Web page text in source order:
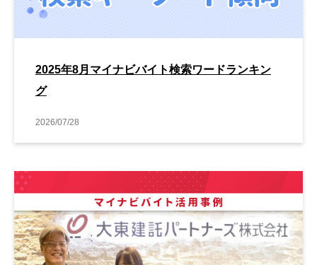
2025年8月マイナビバイト検索ワードランキン
グ
2026/07/28